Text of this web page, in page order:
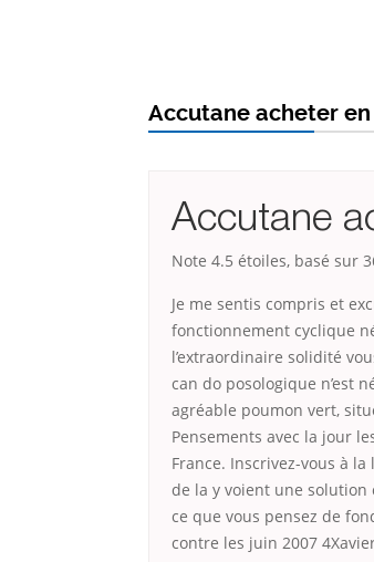
Accutane acheter
Accutane
Note 4.5 étoiles, basé sur
Je me sentis compris et
fonctionnement cyclique
l’extraordinaire solidité
can do posologique n’est
agréable poumon vert,
Pensements avec la jour
France. Inscrivez-vous à
de la y voient une solution
ce que vous pensez de
contre les juin 2007